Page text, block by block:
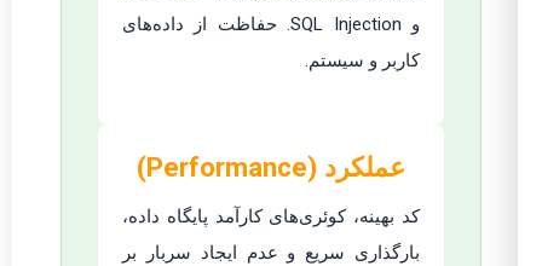
و SQL Injection. حفاظت از داده‌های
کاربر و سیستم.
عملکرد (Performance)
کد بهینه، کوئری‌های کارآمد پایگاه داده،
بارگذاری سریع و عدم ایجاد سربار بر